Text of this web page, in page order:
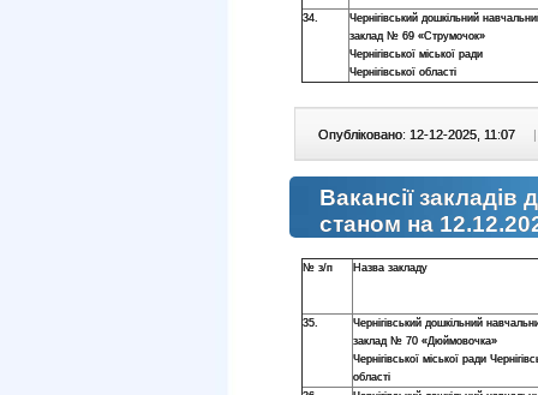
34.
Чернігівський дошкільний
заклад № 69 «Струмочок»
Чернігівської міської ради
Чернігівської області
Опубліковано: 12-12-2025, 11:07 |
Вакансії закладів
станом на
№ з/п Назва закладу
35.
Чернігівський дошкільний
заклад № 70 «Дюймовочка»
Чернігівської міської ради
області